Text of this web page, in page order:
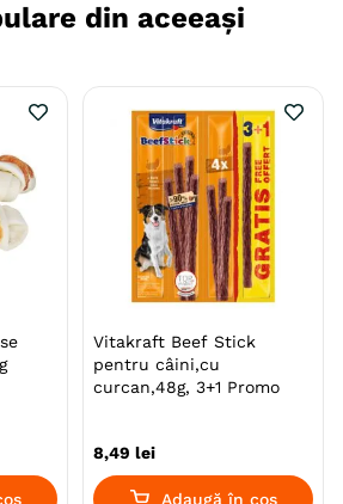
din aceeași
Vitakraft Beef Stick
pentru câini,cu
curcan,48g, 3+1 Promo
8,49 lei
Adaugă în coș